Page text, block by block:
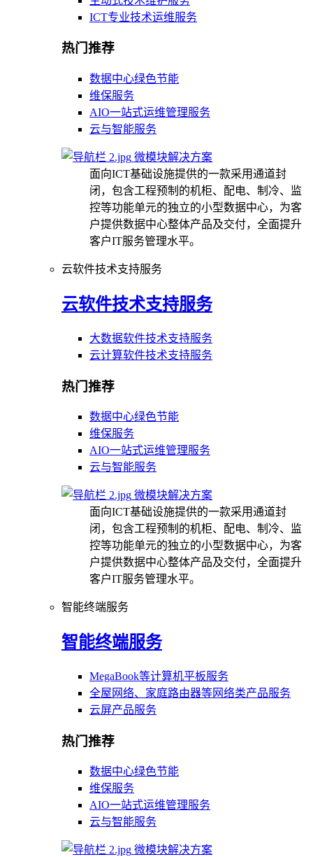
ICT专业技术运维服务
热门推荐
数据中心绿色节能
维保服务
AIO一站式运维管理服务
云与智能服务
微模块解决方案
面向ICT基础设施提供的一款采用通道封
闭，包含工程预制的机柜、配电、制冷、监
控等功能单元的独立的小型数据中心，为客
户提供数据中心整体产品及交付，全面提升
客户IT服务管理水平。
云软件技术支持服务
云软件技术支持服务
大数据软件技术支持服务
云计算软件技术支持服务
热门推荐
数据中心绿色节能
维保服务
AIO一站式运维管理服务
云与智能服务
微模块解决方案
面向ICT基础设施提供的一款采用通道封
闭，包含工程预制的机柜、配电、制冷、监
控等功能单元的独立的小型数据中心，为客
户提供数据中心整体产品及交付，全面提升
客户IT服务管理水平。
智能终端服务
智能终端服务
MegaBook等计算机平板服务
全屋网络、家庭路由器等网络类产品服务
云屏产品服务
热门推荐
数据中心绿色节能
维保服务
AIO一站式运维管理服务
云与智能服务
微模块解决方案